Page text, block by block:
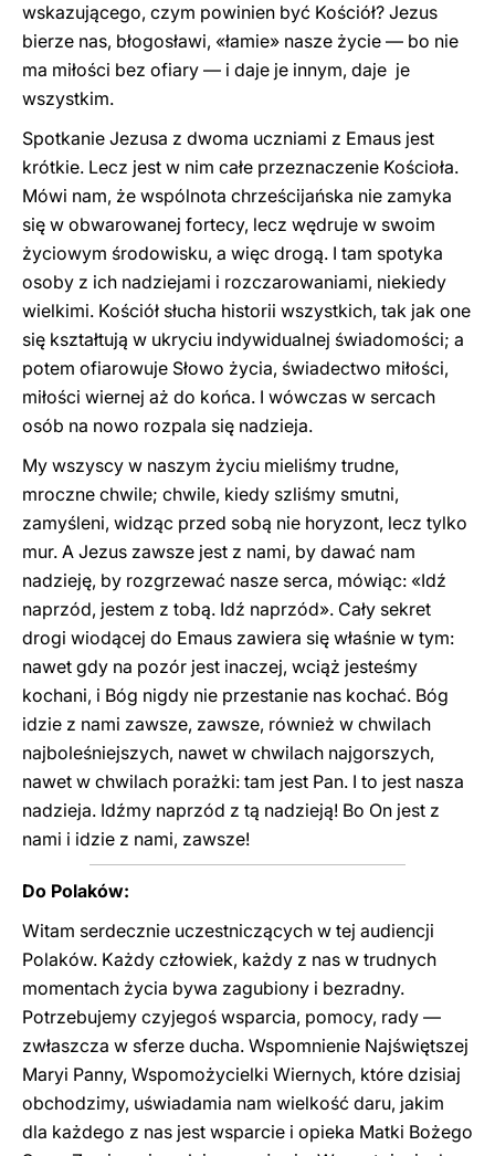
wskazującego, czym powinien być Kościół? Jezus
bierze nas, błogosławi, «łamie» nasze życie — bo nie
ma miłości bez ofiary — i daje je innym, daje je
wszystkim.
Spotkanie Jezusa z dwoma uczniami z Emaus jest
krótkie. Lecz jest w nim całe przeznaczenie Kościoła.
Mówi nam, że wspólnota chrześcijańska nie zamyka
się w obwarowanej fortecy, lecz wędruje w swoim
życiowym środowisku, a więc drogą. I tam spotyka
osoby z ich nadziejami i rozczarowaniami, niekiedy
wielkimi. Kościół słucha historii wszystkich, tak jak one
się kształtują w ukryciu indywidualnej świadomości; a
potem ofiarowuje Słowo życia, świadectwo miłości,
miłości wiernej aż do końca. I wówczas w sercach
osób na nowo rozpala się nadzieja.
My wszyscy w naszym życiu mieliśmy trudne,
mroczne chwile; chwile, kiedy szliśmy smutni,
zamyśleni, widząc przed sobą nie horyzont, lecz tylko
mur. A Jezus zawsze jest z nami, by dawać nam
nadzieję, by rozgrzewać nasze serca, mówiąc: «Idź
naprzód, jestem z tobą. Idź naprzód». Cały sekret
drogi wiodącej do Emaus zawiera się właśnie w tym:
nawet gdy na pozór jest inaczej, wciąż jesteśmy
kochani, i Bóg nigdy nie przestanie nas kochać. Bóg
idzie z nami zawsze, zawsze, również w chwilach
najboleśniejszych, nawet w chwilach najgorszych,
nawet w chwilach porażki: tam jest Pan. I to jest nasza
nadzieja. Idźmy naprzód z tą nadzieją! Bo On jest z
nami i idzie z nami, zawsze!
Do Polaków:
Witam serdecznie uczestniczących w tej audiencji
Polaków. Każdy człowiek, każdy z nas w trudnych
momentach życia bywa zagubiony i bezradny.
Potrzebujemy czyjegoś wsparcia, pomocy, rady —
zwłaszcza w sferze ducha. Wspomnienie Najświętszej
Maryi Panny, Wspomożycielki Wiernych, które dzisiaj
obchodzimy, uświadamia nam wielkość daru, jakim
dla każdego z nas jest wsparcie i opieka Matki Bożego